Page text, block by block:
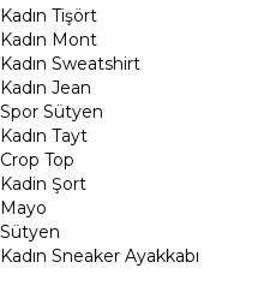
Kadın Tişört
Kadın Mont
Kadın Sweatshirt
Kadın Jean
Spor Sütyen
Kadın Tayt
Crop Top
Kadin Şort
Mayo
Sütyen
Kadın Sneaker Ayakkabı